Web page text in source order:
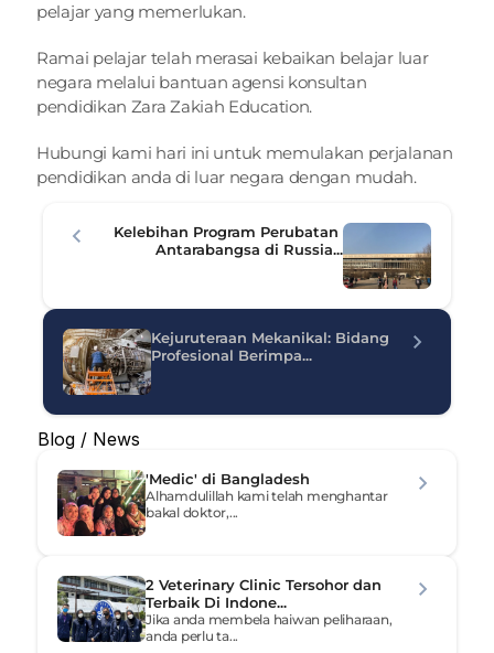
pelajar yang memerlukan.
Ramai pelajar telah merasai kebaikan belajar luar
negara melalui bantuan agensi konsultan
pendidikan Zara Zakiah Education.
Hubungi kami hari ini untuk memulakan perjalanan
pendidikan anda di luar negara dengan mudah.
Kelebihan Program Perubatan
Antarabangsa di Russia...
Kejuruteraan Mekanikal: Bidang
Profesional Berimpa...
Blog / News
'Medic' di Bangladesh
Alhamdulillah kami telah menghantar
bakal doktor,...
2 Veterinary Clinic Tersohor dan
Terbaik Di Indone...
Jika anda membela haiwan peliharaan,
anda perlu ta...